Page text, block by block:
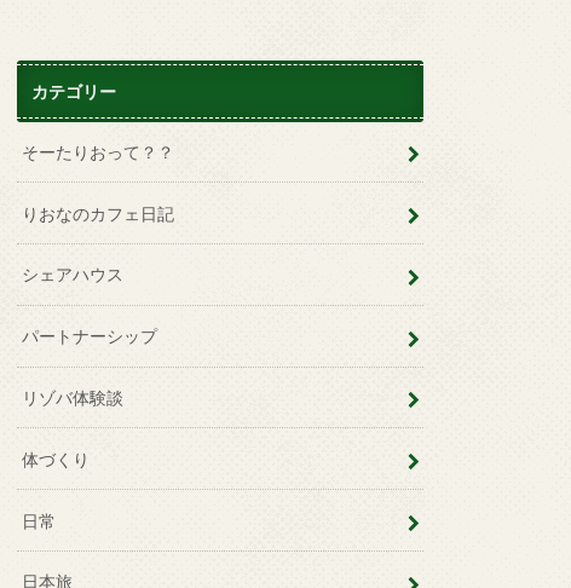
カテゴリー
そーたりおって？？
りおなのカフェ日記
シェアハウス
パートナーシップ
リゾバ体験談
体づくり
日常
日本旅